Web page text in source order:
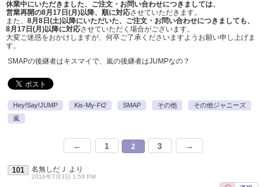
休業中にいただきました、ご注文・お問い合わせにつきましては、
営業再開の8月17日(月)以降、順に対応させていただきます。
また、 8月8日(土)以降にいただいた、ご注文・ お問い合わせにつきましても、
8月17日(月)以降に対応させていただく場合がございます。
大変ご迷惑をおかけしますが、 何卒ご了承くださいますようお願い申し上げま
す。
SMAPの後継者はキスマイで、嵐の後継者はJUMPなの？
Hey!Say!JUMP Kis-My-Ft2 SMAP その他
その他ジャニーズ
嵐
← 1 2 3 →
101 名無しだＪ より
2016年7月3日 1:59 PM